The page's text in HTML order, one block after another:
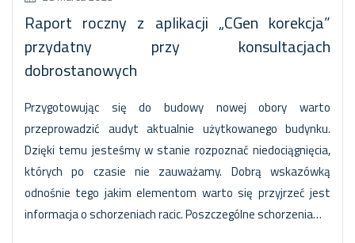
Raport roczny z aplikacji „CGen korekcja”
przydatny przy konsultacjach
dobrostanowych
Przygotowując się do budowy nowej obory warto
przeprowadzić audyt aktualnie użytkowanego budynku.
Dzięki temu jesteśmy w stanie rozpoznać niedociągnięcia,
których po czasie nie zauważamy. Dobrą wskazówką
odnośnie tego jakim elementom warto się przyjrzeć jest
informacja o schorzeniach racic. Poszczególne schorzenia…